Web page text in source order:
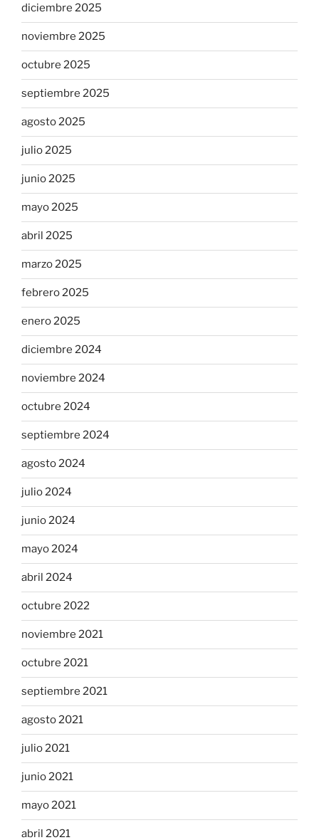
diciembre 2025
noviembre 2025
octubre 2025
septiembre 2025
agosto 2025
julio 2025
junio 2025
mayo 2025
abril 2025
marzo 2025
febrero 2025
enero 2025
diciembre 2024
noviembre 2024
octubre 2024
septiembre 2024
agosto 2024
julio 2024
junio 2024
mayo 2024
abril 2024
octubre 2022
noviembre 2021
octubre 2021
septiembre 2021
agosto 2021
julio 2021
junio 2021
mayo 2021
abril 2021